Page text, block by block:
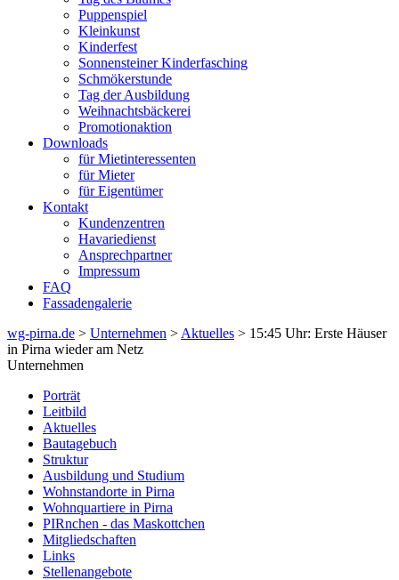
Puppenspiel
Kleinkunst
Kinderfest
Sonnensteiner Kinderfasching
Schmökerstunde
Tag der Ausbildung
Weihnachtsbäckerei
Promotionaktion
Downloads
für Mietinteressenten
für Mieter
für Eigentümer
Kontakt
Kundenzentren
Havariedienst
Ansprechpartner
Impressum
FAQ
Fassadengalerie
wg-pirna.de > Unternehmen > Aktuelles > 15:45 Uhr: Erste Häuser
in Pirna wieder am Netz
Unternehmen
Porträt
Leitbild
Aktuelles
Bautagebuch
Struktur
Ausbildung und Studium
Wohnstandorte in Pirna
Wohnquartiere in Pirna
PIRnchen - das Maskottchen
Mitgliedschaften
Links
Stellenangebote